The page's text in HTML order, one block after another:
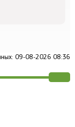
09-08-2026 08:36